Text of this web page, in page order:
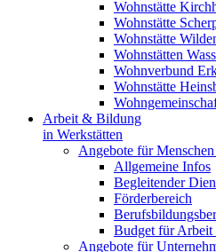
Wohnstätte
Wohnstätte
Wohnstätte
Wohnstätten
Wohnverbund
Wohnstätte
Arbeit & Bildung
in Werkstätten
Angebote für
Allgemeine Infos
Begleitender
Förderbereich
Budget für Arbeit
Angebote für